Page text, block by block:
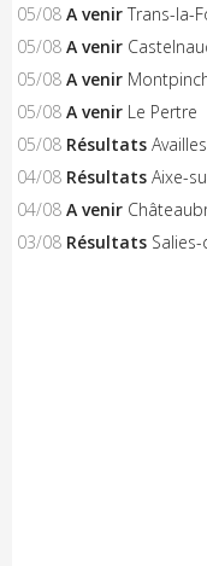
05/08 A venir Trans-la-
05/08 A venir
05/08 A venir
05/08 A venir Le Pertre
05/08 Résultats
04/08 Résultats Aixe-
04/08 A venir
03/08 Résultats